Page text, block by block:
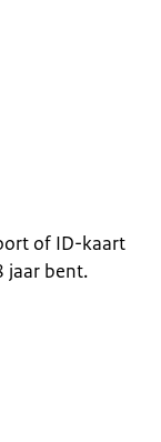
of ID-kaart
jaar bent.